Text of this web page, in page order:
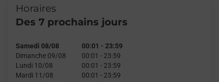
Horaires
Des 7 prochains jours
Samedi 08/08 00:01 - 23:59
Dimanche 09/08
00:01 - 23:59
Lundi 10/08
00:01 - 23:59
Mardi 11/08
00:01 - 23:59